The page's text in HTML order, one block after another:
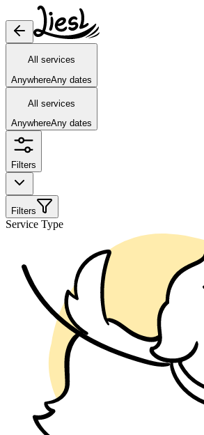
All services
AnywhereAny dates
All services
AnywhereAny dates
Filters
Filters
Service Type